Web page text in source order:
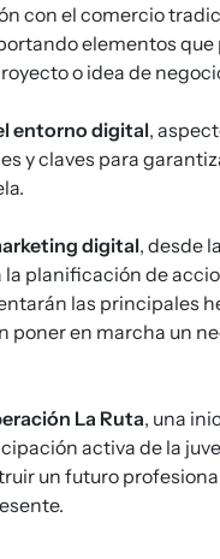
con el comercio
elementos
o idea de
entorno digital,
y claves para
digital, desde
planificación de
las principales
poner en marcha un
La Ruta, una
activa de la
un futuro